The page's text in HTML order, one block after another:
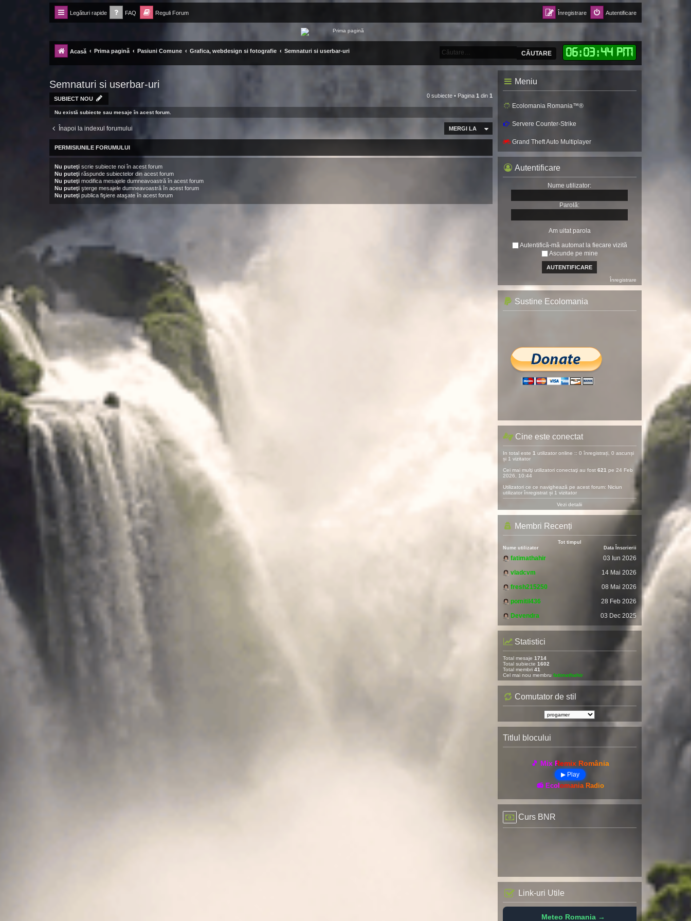
Legături rapide FAQ Reguli Forum Autentificare
Înregistrare
Forum Ecolomania™®
-= Idei pentru viitor =-
Acasă Prima pagină Pasiuni Comune Grafica, webdesign si fotografie Semnaturi si userbar-uri 06:03:46 PM
CĂUTARE
Semnaturi si userbar-uri
SUBIECT NOU 0 subiecte • Pagina 1din 1
Nu există subiecte sau mesaje în acest forum.
Înapoi la indexul forumului MERGI LA
PERMISIUNILE FORUMULUI
Nu puteţi scrie subiecte noi în acest forum
Nu puteţi răspunde subiectelor din acest forum
Nu puteţi modifica mesajele dumneavoastră în acest forum
Nu puteţi şterge mesajele dumneavoastră în acest forum
Nu puteţi publica fişiere ataşate în acest forum
Meniu
Ecolomania Romania™®
Servere Counter-Strike
Grand Theft Auto Multiplayer
Autentificare
Nume utilizator:
Parolă:
Am uitat parola
Autentifică-mă automat la fiecare vizită
Ascunde pe mine
Înregistrare
Sustine Ecolomania
Cine este conectat
In total este 1 utilizator online :: 0 înregistrați, 0 ascunși
și 1 vizitator
Cei mai mulţi utilizatori conectaţi au fost 621 pe 24 Feb
2026, 10:44
Utilizatori ce ce navighează pe acest forum: Niciun
utilizator înregistrat și 1 vizitator
Vezi detalii
Membri Recenți
Tot timpul
Nume utilizator
Data Înscrierii
fatimathahir
03 Iun 2026
vladcvm
14 Mai 2026
fresh215250
08 Mai 2026
pomitil436
28 Feb 2026
Devendra
03 Dec 2025
Statistici
Total mesaje 1714
Total subiecte 1602
Total membri 41
Cel mai nou membru fatimathahir
Comutator de stil
Titlul blocului
🎵 Mix Remix România
▶ Play
📻 Ecolomania Radio
Curs BNR
Link-uri Utile
Meteo Romania →